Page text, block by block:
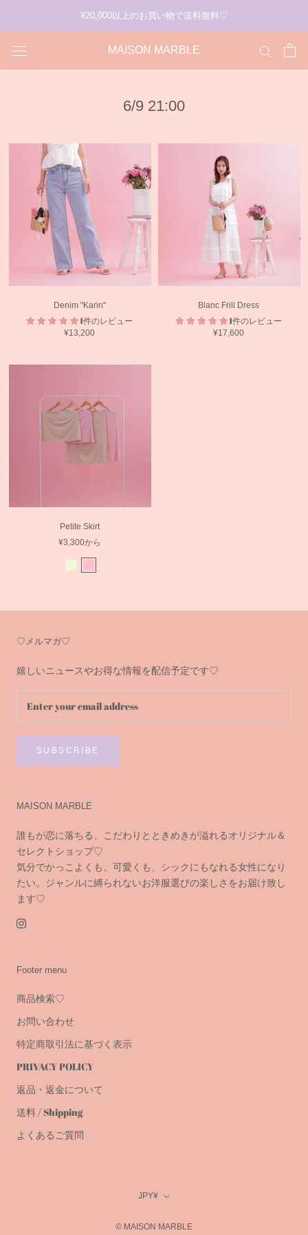
¥20,000以上のお買い物で送料無料♡
MAISON MARBLE
6/9 21:00
Denim "Karin"
1件のレビュー
¥13,200
Blanc Frill Dress
1件のレビュー
¥17,600
Petite Skirt
¥3,300から
♡メルマガ♡
嬉しいニュースやお得な情報を配信予定です♡
SUBSCRIBE
MAISON MARBLE
誰もが恋に落ちる、こだわりとときめきが溢れるオリジナル＆
セレクトショップ♡
気分でかっこよくも、可愛くも、シックにもなれる女性になり
たい。ジャンルに縛られないお洋服選びの楽しさをお届け致し
ます♡
Footer menu
商品検索♡
お問い合わせ
特定商取引法に基づく表示
PRIVACY POLICY
返品・返金について
送料 / Shipping
よくあるご質問
Currency
JPY¥
© MAISON MARBLE